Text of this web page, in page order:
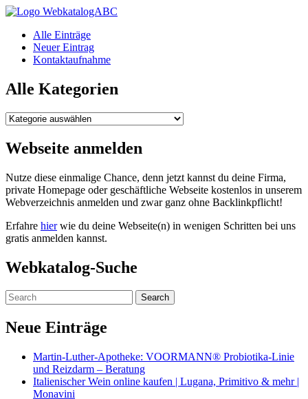
WebkatalogABC
Alle Einträge
Neuer Eintrag
Kontaktaufnahme
Alle Kategorien
Alle
Webseite anmelden
Nutze diese einmalige Chance, denn jetzt kannst du deine Firma,
private Homepage oder geschäftliche Webseite kostenlos in unserem
Webverzeichnis anmelden und zwar ganz ohne Backlinkpflicht!
Erfahre hierwie du deine Webseite(n) in wenigen Schritten bei uns
gratis anmelden kannst.
Webkatalog-Suche
Neue Einträge
Martin-Luther-Apotheke: VOORMANN® Probiotika-Linie
und Reizdarm – Beratung
Italienischer Wein online kaufen | Lugana, Primitivo & mehr |
Monavini